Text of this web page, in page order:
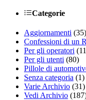
Categorie
Aggiornamenti (35)
Confessioni di un
Per gli operatori
Per gli utenti (80)
Pillole di
Senza categoria (1)
Varie Archivio (31)
Vedi Archivio